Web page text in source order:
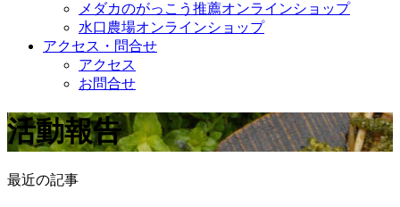
メダカのがっこう推薦オンラインショップ
水口農場オンラインショップ
アクセス・問合せ
アクセス
お問合せ
活動報告
最近の記事